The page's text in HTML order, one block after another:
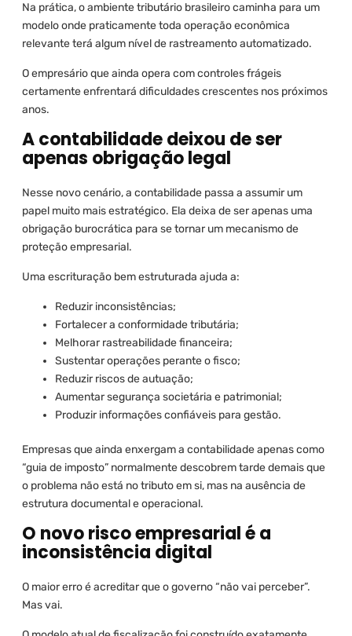
Na prática, o ambiente tributário brasileiro caminha para um
modelo onde praticamente toda operação econômica
relevante terá algum nível de rastreamento automatizado.
O empresário que ainda opera com controles frágeis
certamente enfrentará dificuldades crescentes nos próximos
anos.
A contabilidade deixou de ser
apenas obrigação legal
Nesse novo cenário, a contabilidade passa a assumir um
papel muito mais estratégico. Ela deixa de ser apenas uma
obrigação burocrática para se tornar um mecanismo de
proteção empresarial.
Uma escrituração bem estruturada ajuda a:
Reduzir inconsistências;
Fortalecer a conformidade tributária;
Melhorar rastreabilidade financeira;
Sustentar operações perante o fisco;
Reduzir riscos de autuação;
Aumentar segurança societária e patrimonial;
Produzir informações confiáveis para gestão.
Empresas que ainda enxergam a contabilidade apenas como
“guia de imposto” normalmente descobrem tarde demais que
o problema não está no tributo em si, mas na ausência de
estrutura documental e operacional.
O novo risco empresarial é a
inconsistência digital
O maior erro é acreditar que o governo “não vai perceber”.
Mas vai.